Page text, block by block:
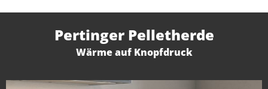
Pertinger Pelletherde
Wärme auf Knopfdruck